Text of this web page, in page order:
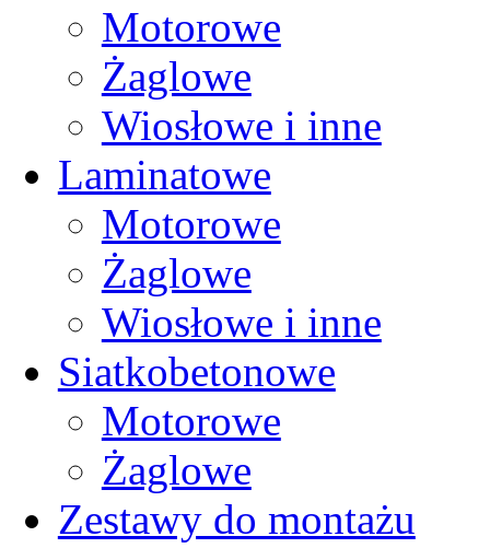
Motorowe
Żaglowe
Wiosłowe i inne
Laminatowe
Motorowe
Żaglowe
Wiosłowe i inne
Siatkobetonowe
Motorowe
Żaglowe
Zestawy do montażu